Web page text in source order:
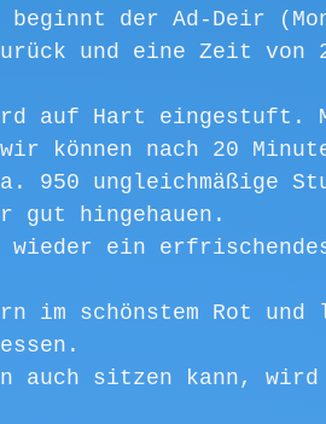
der Ad-Deir
und eine Zeit von
auf Hart eingestuft.
können nach 20
950 ungleichmäßige
gut hingehauen.
wieder ein
im schönstem Rot und
auch sitzen kann,